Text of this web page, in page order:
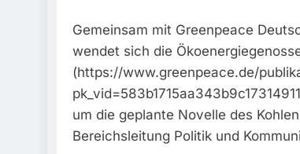
Gemeinsam mit Greenpeace
wendet sich die
(https://www.greenpeace.de/
um die geplante Novelle des
Bereichsleitung Politik und